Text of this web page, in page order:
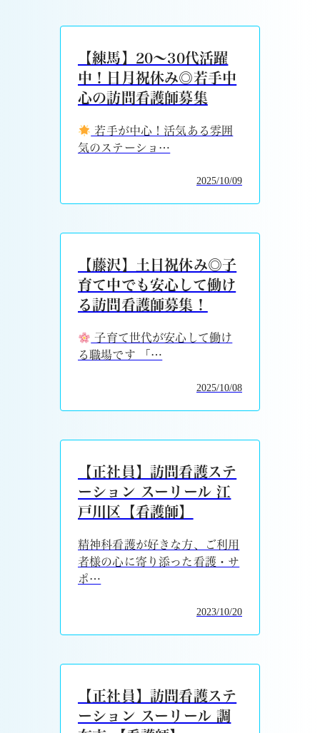
【練馬】20～30代活躍
中！日月祝休み◎若手中
心の訪問看護師募集
若手が中心！活気ある雰囲
気のステーショ…
2025/10/09
【藤沢】土日祝休み◎子
育て中でも安心して働け
る訪問看護師募集！
子育て世代が安心して働け
る職場です 「…
2025/10/08
【正社員】訪問看護ステ
ーション スーリール 江
戸川区【看護師】
精神科看護が好きな方、ご利用
者様の心に寄り添った看護・サ
ポ…
2023/10/20
【正社員】訪問看護ステ
ーション スーリール 調